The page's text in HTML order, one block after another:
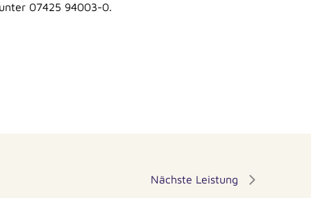
07425 94003-0.
Nächste Leistung